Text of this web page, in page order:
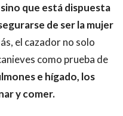
que está dispuesta
de ser la mujer
el cazador no solo
como prueba de
e hígado, los
y comer.